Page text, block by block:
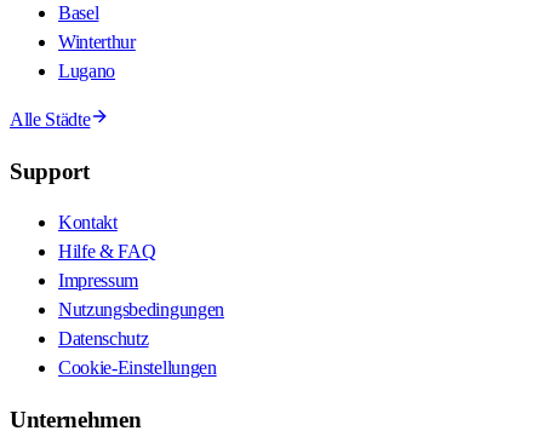
Basel
Winterthur
Lugano
Alle Städte
Support
Kontakt
Hilfe & FAQ
Impressum
Nutzungsbedingungen
Datenschutz
Cookie-Einstellungen
Unternehmen